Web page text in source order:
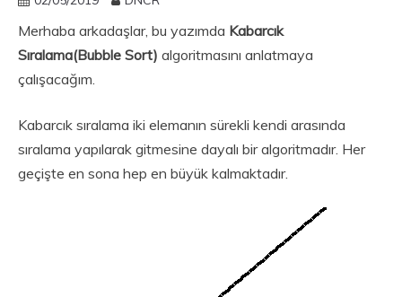
Merhaba arkadaşlar, bu yazımda Kabarcık
Sıralama(Bubble Sort) algoritmasını anlatmaya
çalışacağım.
Kabarcık sıralama iki elemanın sürekli kendi arasında
sıralama yapılarak gitmesine dayalı bir algoritmadır. Her
geçişte en sona hep en büyük kalmaktadır.